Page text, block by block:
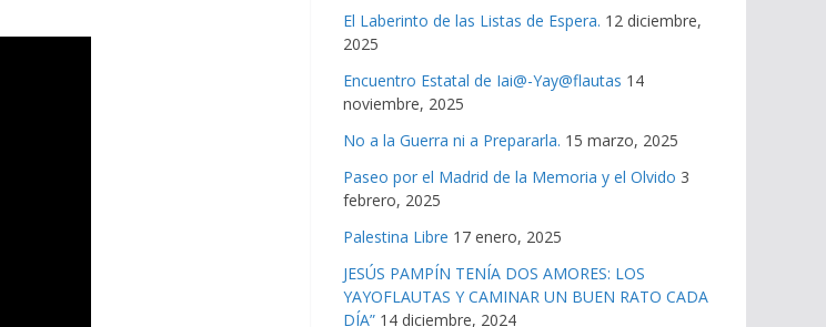
El Laberinto de las Listas de Espera. 12 diciembre,
2025
Encuentro Estatal de Iai@-Yay@flautas 14
noviembre, 2025
No a la Guerra ni a Prepararla. 15 marzo, 2025
Paseo por el Madrid de la Memoria y el Olvido 3
febrero, 2025
Palestina Libre 17 enero, 2025
JESÚS PAMPÍN TENÍA DOS AMORES: LOS
YAYOFLAUTAS Y CAMINAR UN BUEN RATO CADA
DÍA” 14 diciembre, 2024